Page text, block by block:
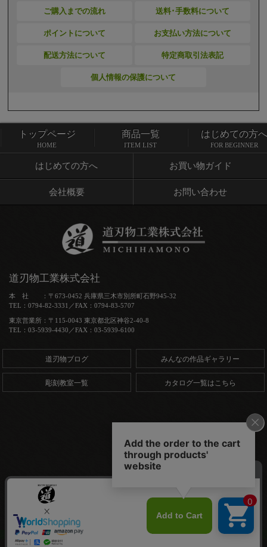
ご購入までの流れ 送料･手数料について
ポイントについて お支払い方法について
配送方法について 特定商取引法表記
個人情報の保護について
トップページ 商品一覧
はじめての方へ お買い物ガイド
会社概要 お問い合わせ
トップページ
HOME
商品一覧
ITEM LIST
はじめての方へ
FOR BEGINNER
道刃物工業株式会社
本 社 ：〒673-0452 兵庫県三木市別所町石野945-32
TEL：0794-82-3331／FAX：0794-83-5707
東京営業所：〒115-0043 東京都北区神谷2-40-8
TEL：03-5939-4430／FAX：03-5939-6100
道刃物ブログ みんなの作品ギャラリー
彫刻教室一覧 カタログ一覧はこちら
Copyright (C) 道刃物工業株式会社. All Rights Reserved.